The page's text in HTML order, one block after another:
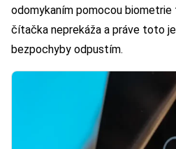
odomykaním pomocou
čítačka neprekáža a práve toto
bezpochyby odpustím.